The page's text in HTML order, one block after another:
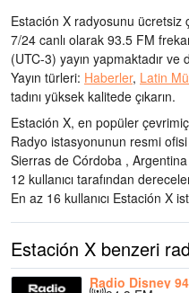
Estación X radyosunu ücretsiz
7/24 canlı olarak 93.5 FM
(UTC-3) yayın yapmaktadır ve
Yayın türleri: Haberler, Latin
tadını yüksek kalitede çıkarın.
Estación X, en popüler
Radyo istasyonunun resmi
Sierras de Córdoba ,
12 kullanıcı tarafından
En az 16 kullanıcı Estación X
Estación X benzeri
Radio Disney